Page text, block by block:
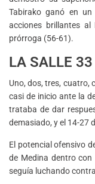
Tabirako ganó en
acciones brillantes
prórroga (56-61).
LA SALLE
Uno, dos, tres, cuatro,
casi de inicio ante la
trataba de dar
demasiado, y el 14-27
El potencial ofensivo
de Medina dentro con
seguía luchando